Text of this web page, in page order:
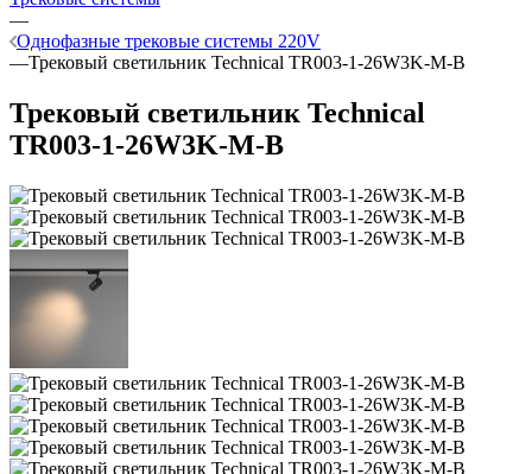
—
Однофазные трековые системы 220V
—Трековый светильник Technical TR003-1-26W3K-M-B
Трековый светильник Technical
TR003-1-26W3K-M-B